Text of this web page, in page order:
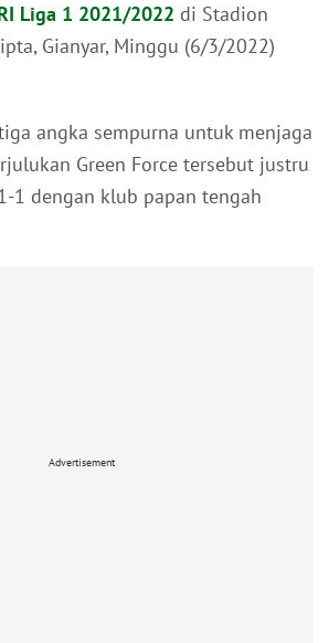
Liga 1 2021/2022 di Stadion
Gianyar, Minggu (6/3/2022)
angka sempurna untuk menjaga
Green Force tersebut justru
1 dengan klub papan tengah
Advertisement